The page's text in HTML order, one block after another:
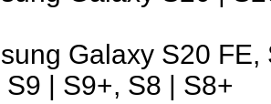
Galaxy S20 FE,
S9 | S9+, S8 | S8+